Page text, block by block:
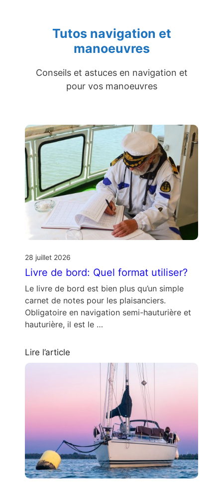
Tutos navigation et
manoeuvres
Conseils et astuces en navigation et
pour vos manoeuvres
28 juillet 2026
Livre de bord: Quel format utiliser?
Le livre de bord est bien plus qu’un simple
carnet de notes pour les plaisanciers.
Obligatoire en navigation semi-hauturière et
hauturière, il est le …
Lire l’article